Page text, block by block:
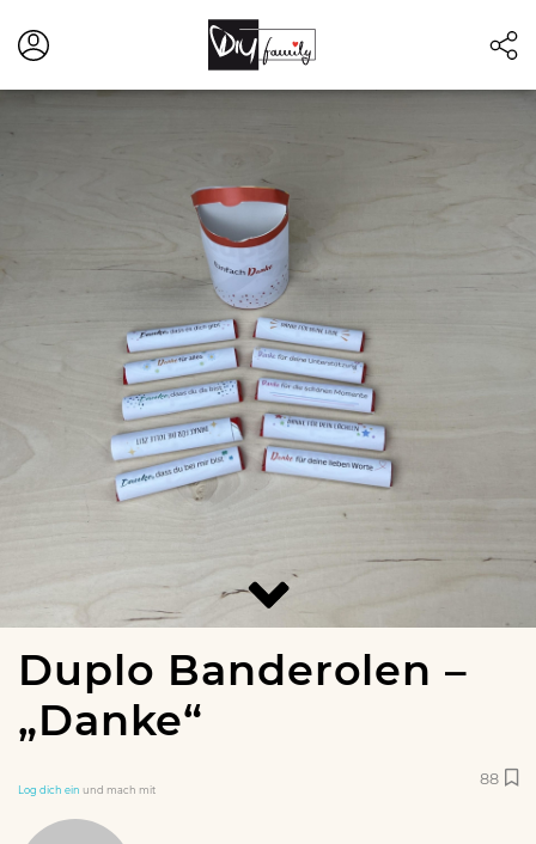
Duplo Banderolen –
„Danke“
Log dich ein und mach mit
88